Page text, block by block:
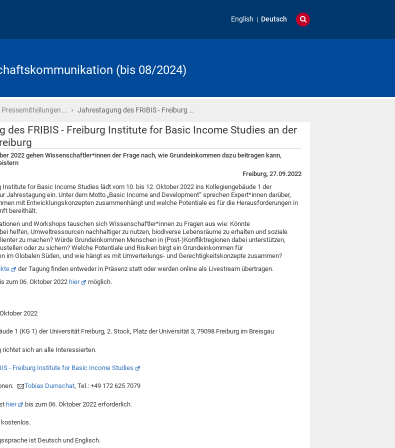
English Deutsch
(bis 08/2024)
Pressemitteilungen … › Jahrestagung des FRIBIS - Freiburg …
des FRIBIS - Freiburg Institute for Basic Income Studies an der
2022 gehen Wissenschaftler*innen der Frage nach, wie Grundeinkommen dazu beitragen kann,
Freiburg, 27.09.2022
Institute for Basic Income Studies lädt vom 10. bis 12. Oktober 2022 ins Kollegiengebäude 1 der
Jahrestagung ein. Unter dem Motto „Basic Income and Development“ sprechen Expert*innen darüber,
mit Entwicklungskonzepten zusammenhängt und welche Potentiale es für die Herausforderungen in
bereithält.
und Workshops tauschen sich Wissenschaftler*innen zu Fragen aus wie: Könnte
helfen, Umweltressourcen nachhaltiger zu nutzen, biodiverse Lebensräume zu erhalten und soziale
zu machen? Würde Grundeinkommen Menschen in (Post-)Konfliktregionen dabei unterstützen,
oder zu sichern? Welche Potentiale und Risiken birgt ein Grundeinkommen für
im Globalen Süden, und wie hängt es mit Umverteilungs- und Gerechtigkeitskonzepte zusammen?
der Tagung finden entweder in Präsenz statt oder werden online als Livestream übertragen.
zum 06. Oktober 2022hier
möglich.
2022
1 (KG 1) der Universität Freiburg, 2. Stock, Platz der Universität 3, 79098 Freiburg im Breisgau
richtet sich an alle Interessierten.
- Freiburg Institute for Basic Income Studies
Tobias Dumschat, Tel.: +49 172 625 7079
hier bis zum 06. Oktober 2022 erforderlich.
kostenlos.
ist Deutsch und Englisch.